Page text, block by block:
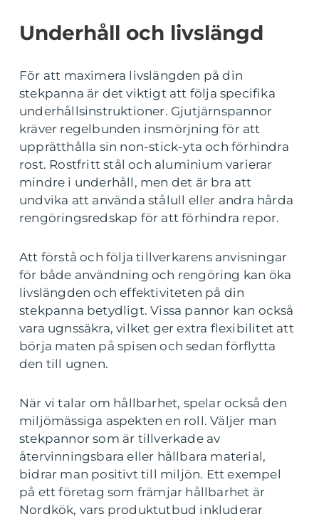
Underhåll och livslängd
För att maximera livslängden på din
stekpanna är det viktigt att följa specifika
underhållsinstruktioner. Gjutjärnspannor
kräver regelbunden insmörjning för att
upprätthålla sin non-stick-yta och förhindra
rost. Rostfritt stål och aluminium varierar
mindre i underhåll, men det är bra att
undvika att använda stålull eller andra hårda
rengöringsredskap för att förhindra repor.
Att förstå och följa tillverkarens anvisningar
för både användning och rengöring kan öka
livslängden och effektiviteten på din
stekpanna betydligt. Vissa pannor kan också
vara ugnssäkra, vilket ger extra flexibilitet att
börja maten på spisen och sedan förflytta
den till ugnen.
När vi talar om hållbarhet, spelar också den
miljömässiga aspekten en roll. Väljer man
stekpannor som är tillverkade av
återvinningsbara eller hållbara material,
bidrar man positivt till miljön. Ett exempel
på ett företag som främjar hållbarhet är
Nordkök, vars produktutbud inkluderar